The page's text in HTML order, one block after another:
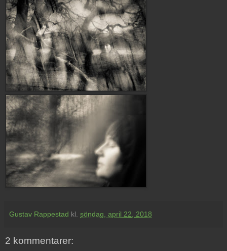
Gustav Rappestad kl. söndag, april 22, 2018
2 kommentarer: